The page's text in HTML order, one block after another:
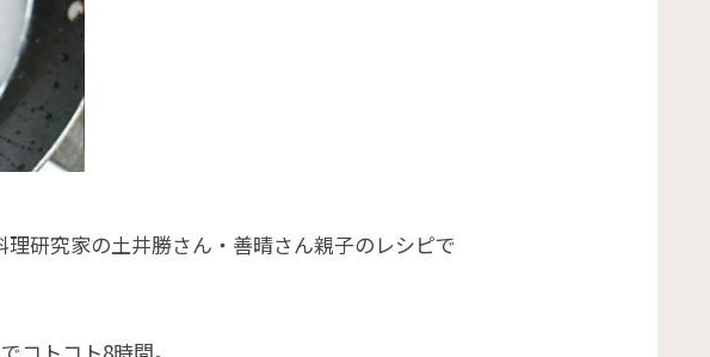
研究家の土井勝さん・善晴さん親子のレシピで